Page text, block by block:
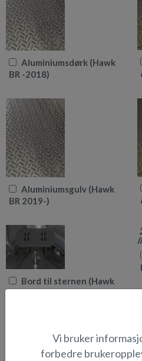
Aluminiumsdørk (Hawk
BR -2018)
Aluminiumsgulv (Hawk
BR 2019-)
Bord til sternen (Hawk
BR 2019-)
Vi bruker
forbedre